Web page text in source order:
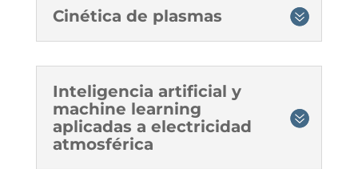
Cinética de plasmas
Inteligencia artificial y
machine learning
aplicadas a electricidad
atmosférica